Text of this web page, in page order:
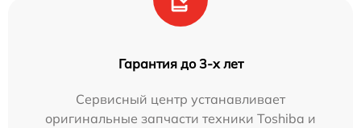
Гарантия до 3-х лет
Сервисный центр устанавливает
оригинальные запчасти техники Toshiba и